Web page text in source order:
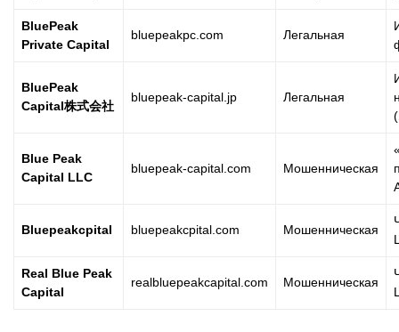
BluePeak
Private Capital
bluepeakpc.com Легальная
BluePeak
Capital株式会社
bluepeak-capital.jp Легальная
Blue Peak
Capital LLC
bluepeak-capital.com Мошенническая
Bluepeakcpital bluepeakcpital.com Мошенническая
Real Blue Peak
Capital
realbluepeakcapital.com Мошенническая